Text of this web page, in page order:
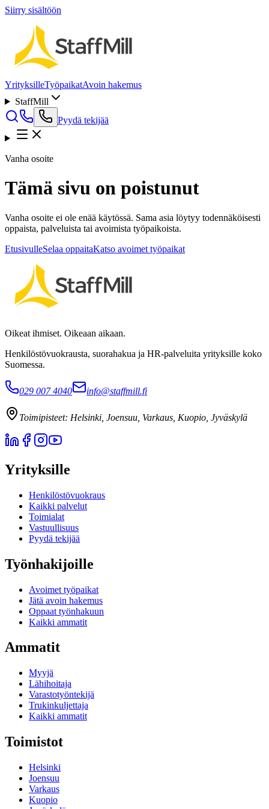
Siirry sisältöön
YrityksilleTyöpaikatAvoin hakemus
StaffMill
Pyydä tekijää
Vanha osoite
Tämä sivu on poistunut
Vanha osoite ei ole enää käytössä. Sama asia löytyy todennäköisesti
oppaista, palveluista tai avoimista työpaikoista.
EtusivulleSelaa oppaitaKatso avoimet työpaikat
Oikeat ihmiset. Oikeaan aikaan.
Henkilöstövuokrausta, suorahakua ja HR-palveluita yrityksille koko
Suomessa.
029 007 4040 info@staffmill.fi
Toimipisteet: Helsinki, Joensuu, Varkaus, Kuopio, Jyväskylä
Yrityksille
Henkilöstövuokraus
Kaikki palvelut
Toimialat
Vastuullisuus
Pyydä tekijää
Työnhakijoille
Avoimet työpaikat
Jätä avoin hakemus
Oppaat työnhakuun
Kaikki ammatit
Ammatit
Myyjä
Lähihoitaja
Varastotyöntekijä
Trukinkuljettaja
Kaikki ammatit
Toimistot
Helsinki
Joensuu
Varkaus
Kuopio